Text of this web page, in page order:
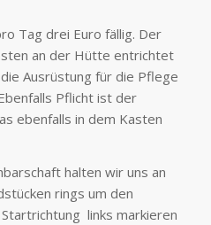
Tag drei Euro fällig. Der
an der Hütte entrichtet
Ausrüstung für die Pflege
Pflicht ist der
ebenfalls in dem Kasten
halten wir uns an
rings um den
links markieren